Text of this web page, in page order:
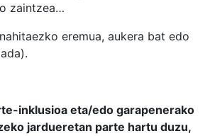
zaintzea…
eremua, aukera bat edo
inklusioa eta/edo garapenerako
jardueretan parte hartu duzu,